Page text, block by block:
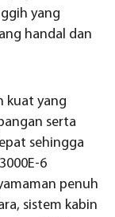
yang
handal dan
kuat yang
serta
sehingga
6
penuh
sistem kabin